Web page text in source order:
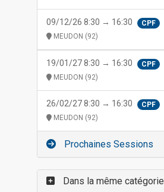
09/12/26 8:30 → 16:30
CPF
MEUDON (92)
19/01/27 8:30 → 16:30
CPF
MEUDON (92)
26/02/27 8:30 → 16:30
CPF
MEUDON (92)
Prochaines Sessions
Dans la même catégorie